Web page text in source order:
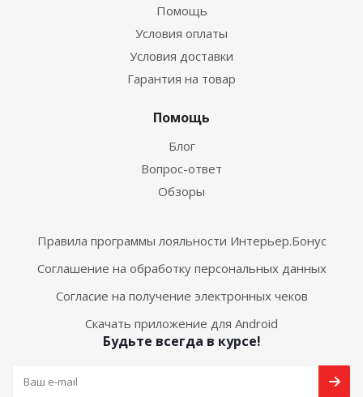
Помощь
Условия оплаты
Условия доставки
Гарантия на товар
Помощь
Блог
Вопрос-ответ
Обзоры
Правила программы лояльности Интерьер.Бонус
Соглашение на обработку персональных данных
Согласие на получение электронных чеков
Скачать приложение для Android
Будьте всегда в курсе!